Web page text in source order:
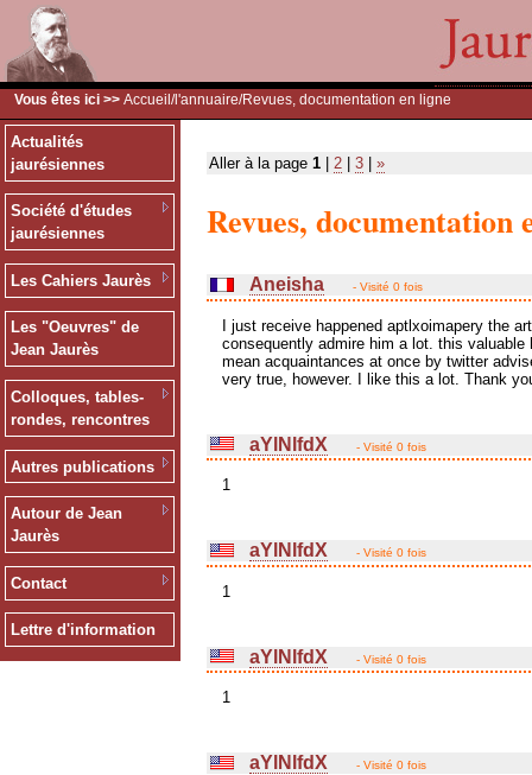
Vous êtes ici >> Accueil /l'annuaire/Revues, documentation en ligne
Actualités
jaurésiennes
Société d'études
jaurésiennes
Les Cahiers Jaurès
Les "Oeuvres" de
Jean Jaurès
Colloques, tables-
rondes, rencontres
Autres publications
Autour de Jean
Jaurès
Contact
Lettre d'information
Aller à la page 1 2 3 »
Revues, documentation
Aneisha - Visité 0 fois
I just receive happened aptlxoimapery the
consequently admire him a lot. this valuable
mean acquaintances at once by twitter
very true, however. I like this a lot. Thank
aYlNlfdX - Visité 0 fois
1
aYlNlfdX - Visité 0 fois
1
aYlNlfdX - Visité 0 fois
1
aYlNlfdX - Visité 0 fois